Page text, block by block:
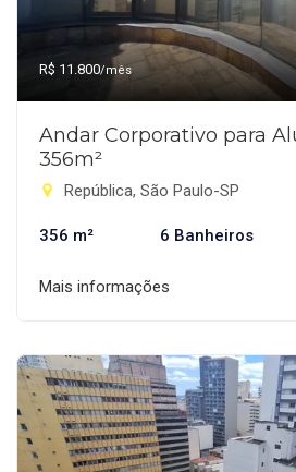
R$ 11.800/mês
Andar Corporativo para
356m²
República, São Paulo-SP
356 m² 6 Banheiros
Mais informações